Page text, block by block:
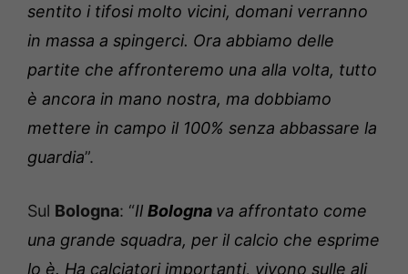
sentito i tifosi molto vicini, domani verranno
in massa a spingerci. Ora abbiamo delle
partite che affronteremo una alla volta, tutto
è ancora in mano nostra, ma dobbiamo
mettere in campo il 100% senza abbassare la
guardia”.
Sul Bologna: “Il Bologna va affrontato come
una grande squadra, per il calcio che esprime
lo è. Ha calciatori importanti, vivono sulle ali